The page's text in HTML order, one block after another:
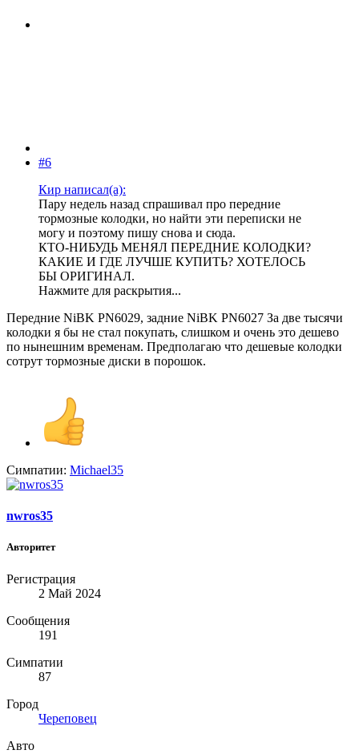
#6
Кир написал(а):
Пару недель назад спрашивал про передние
тормозные колодки, но найти эти переписки не
могу и поэтому пишу снова и сюда.
КТО-НИБУДЬ МЕНЯЛ ПЕРЕДНИЕ КОЛОДКИ?
КАКИЕ И ГДЕ ЛУЧШЕ КУПИТЬ? ХОТЕЛОСЬ
БЫ ОРИГИНАЛ.
Нажмите для раскрытия...
Передние NiBK PN6029, задние NiBK PN6027 За две тысячи
колодки я бы не стал покупать, слишком и очень это дешево
по нынешним временам. Предполагаю что дешевые колодки
сотрут тормозные диски в порошок.
Симпатии: Michael35
nwros35
Авторитет
Регистрация
2 Май 2024
Сообщения
191
Симпатии
87
Город
Череповец
Авто